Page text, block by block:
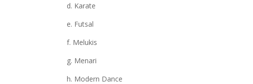
d. Karate
e. Futsal
f. Melukis
g. Menari
h. Modern Dance